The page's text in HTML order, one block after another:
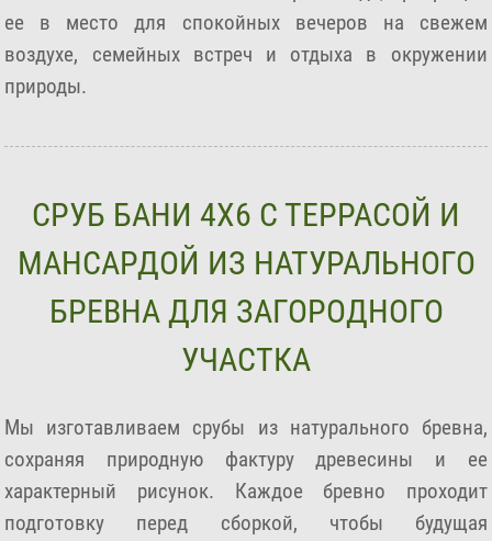
ее в место для спокойных вечеров на свежем
воздухе, семейных встреч и отдыха в окружении
природы.
СРУБ БАНИ 4Х6 С ТЕРРАСОЙ И
МАНСАРДОЙ ИЗ НАТУРАЛЬНОГО
БРЕВНА ДЛЯ ЗАГОРОДНОГО
УЧАСТКА
Мы изготавливаем срубы из натурального бревна,
сохраняя природную фактуру древесины и ее
характерный рисунок. Каждое бревно проходит
подготовку перед сборкой, чтобы будущая